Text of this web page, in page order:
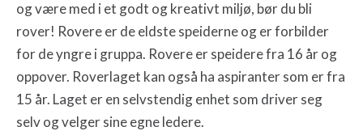
og være med i et godt og kreativt miljø, bør du bli
rover! Rovere er de eldste speiderne og er forbilder
for de yngre i gruppa. Rovere er speidere fra 16 år og
oppover. Roverlaget kan også ha aspiranter som er fra
15 år. Laget er en selvstendig enhet som driver seg
selv og velger sine egne ledere.